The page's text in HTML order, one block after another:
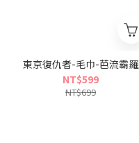
東京復仇者-毛巾-芭流霸羅
NT$599
NT$699